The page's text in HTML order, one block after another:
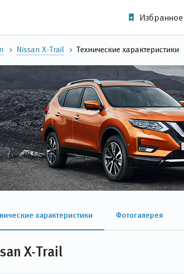
Избранное
Nissan X-Trail Технические характеристики
характеристики Фотогалерея
X-Trail